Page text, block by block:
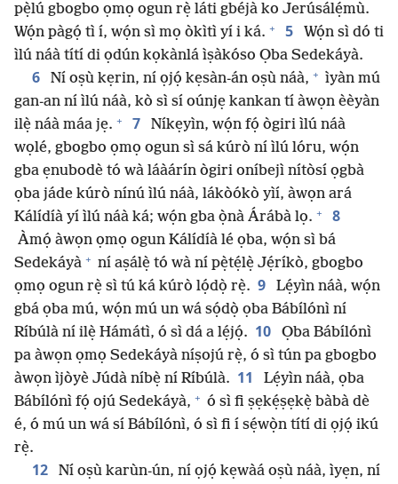
pẹ̀lú gbogbo ọmọ ogun rẹ̀ láti gbéjà ko Jerúsálẹ́mù.
Wọ́n pàgọ́ tì í, wọ́n sì mọ òkìtì yí i ká. + 5
Wọ́n sì dó ti
ìlú náà títí di ọdún kọkànlá ìṣàkóso Ọba Sedekáyà.
6 Ní oṣù kẹrin, ní ọjọ́ kẹsàn-án oṣù náà, + ìyàn mú
gan-an ní ìlú náà, kò sì sí oúnjẹ kankan tí àwọn èèyàn
ilẹ̀ náà máa jẹ. + 7
Níkẹyìn, wọ́n fọ́ ògiri ìlú náà
wọlé, gbogbo ọmọ ogun sì sá kúrò ní ìlú lóru, wọ́n
gba ẹnubodè tó wà láàárín ògiri oníbejì nítòsí ọgbà
ọba jáde kúrò nínú ìlú náà, lákòókò yìí, àwọn ará
Kálídíà yí ìlú náà ká; wọ́n gba ọ̀nà Árábà lọ. + 8
Àmọ́ àwọn ọmọ ogun Kálídíà lé ọba, wọ́n sì bá
Sedekáyà + ní aṣálẹ̀ tó wà ní pẹ̀tẹ́lẹ̀ Jẹ́ríkò, gbogbo
ọmọ ogun rẹ̀ sì tú ká kúrò lọ́dọ̀ rẹ̀. 9
Lẹ́yìn náà, wọ́n
gbá ọba mú, wọ́n mú un wá sọ́dọ̀ ọba Bábílónì ní
Ríbúlà ní ilẹ̀ Hámátì, ó sì dá a lẹ́jọ́. 10
Ọba Bábílónì
pa àwọn ọmọ Sedekáyà níṣojú rẹ̀, ó sì tún pa gbogbo
àwọn ìjòyè Júdà níbẹ̀ ní Ríbúlà. 11
Lẹ́yìn náà, ọba
Bábílónì fọ́ ojú Sedekáyà, + ó sì fi ṣẹkẹ́ṣẹkẹ̀ bàbà dè
é, ó mú un wá sí Bábílónì, ó sì fi í sẹ́wọ̀n títí di ọjọ́ ikú
rẹ̀.
12
Ní oṣù karùn-ún, ní ọjọ́ kẹwàá oṣù náà, ìyẹn, ní